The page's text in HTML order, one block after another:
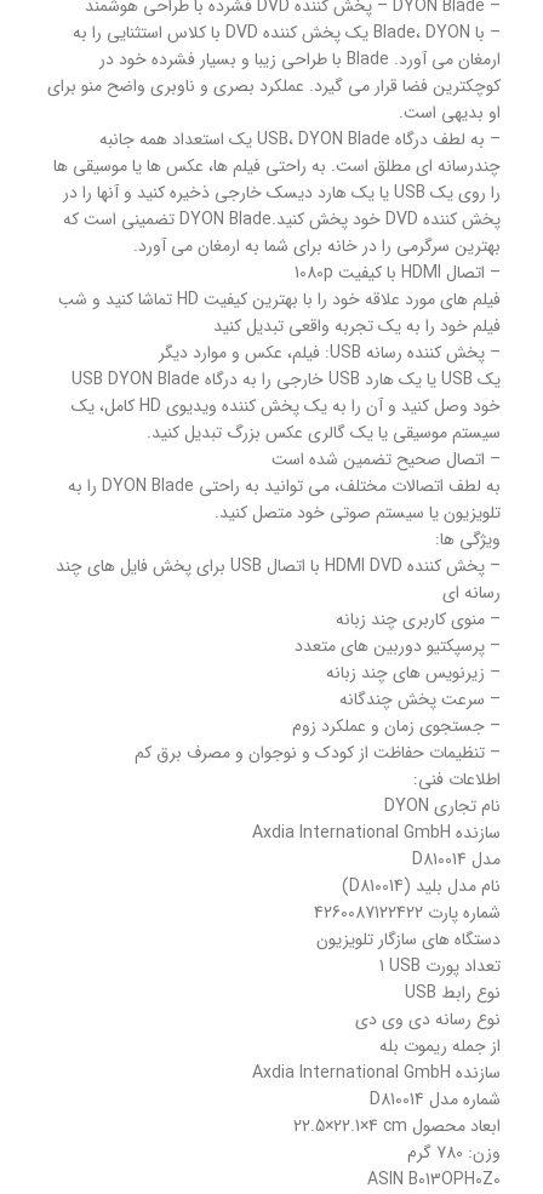
– DYON Blade – پخش کننده DVD فشرده با طراحی هوشمند
– با Blade، DYON یک پخش کننده DVD با کلاس استثنایی را به
ارمغان می آورد. Blade با طراحی زیبا و بسیار فشرده خود در
کوچکترین فضا قرار می گیرد. عملکرد بصری و ناوبری واضح منو برای
او بدیهی است.
– به لطف درگاه USB، DYON Blade یک استعداد همه جانبه
چندرسانه ای مطلق است. به راحتی فیلم ها، عکس ها یا موسیقی ها
را روی یک USB یا یک هارد دیسک خارجی ذخیره کنید و آنها را در
پخش کننده DVD خود پخش کنید.DYON Blade تضمینی است که
بهترین سرگرمی را در خانه برای شما به ارمغان می آورد.
– اتصال HDMI با کیفیت 1080p
فیلم های مورد علاقه خود را با بهترین کیفیت HD تماشا کنید و شب
فیلم خود را به یک تجربه واقعی تبدیل کنید
– پخش کننده رسانه USB: فیلم، عکس و موارد دیگر
یک USB یا یک هارد USB خارجی را به درگاه USB DYON Blade
خود وصل کنید و آن را به یک پخش کننده ویدیوی HD کامل، یک
سیستم موسیقی یا یک گالری عکس بزرگ تبدیل کنید.
– اتصال صحیح تضمین شده است
به لطف اتصالات مختلف، می توانید به راحتی DYON Blade را به
تلویزیون یا سیستم صوتی خود متصل کنید.
ویژگی ها:
– پخش کننده HDMI DVD با اتصال USB برای پخش فایل های چند
رسانه ای
– منوی کاربری چند زبانه
– پرسپکتیو دوربین های متعدد
– زیرنویس های چند زبانه
– سرعت پخش چندگانه
– جستجوی زمان و عملکرد زوم
– تنظیمات حفاظت از کودک و نوجوان و مصرف برق کم
اطلاعات فنی:
نام تجاری DYON
سازنده Axdia International GmbH
مدل D810014
نام مدل بلید (D810014)
شماره پارت 4260087122422
دستگاه های سازگار تلویزیون
تعداد پورت USB ‏1
نوع رابط USB
نوع رسانه دی وی دی
از جمله ریموت بله
سازنده Axdia International GmbH
شماره مدل ‏D810014
ابعاد محصول ‎22.5×22.1×4 cm
وزن: 780 گرم
ASIN B013OPH0Z0